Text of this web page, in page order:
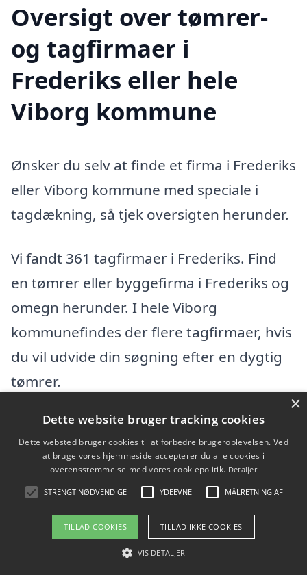
Oversigt over tømrer-
og tagfirmaer i
Frederiks eller hele
Viborg kommune
Ønsker du selv at finde et firma i Frederiks
eller Viborg kommune med speciale i
tagdækning, så tjek oversigten herunder.
Vi fandt 361 tagfirmaer i Frederiks. Find
en tømrer eller byggefirma i Frederiks og
omegn herunder. I hele Viborg
kommunefindes der flere tagfirmaer, hvis
du vil udvide din søgning efter en dygtig
tømrer.
A.L Tømrermester ApS
Pebermyntevej 1, 8800 Viborg
Ansatte:
Startdato: 23. september 2024,
Virksomhedsform: Anpartsselskab
×
Dette website bruger tracking cookies
Dette websted bruger cookies til at forbedre brugeroplevelsen. Ved
at bruge vores hjemmeside accepterer du alle cookies i
overensstemmelse med vores cookiepolitik. Detaljer
STRENGT NØDVENDIGE YDEEVNE MÅLRETNING AF
TILLAD COOKIES TILLAD IKKE COOKIES
VIS DETALJER